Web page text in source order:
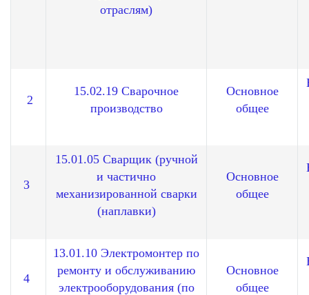
отраслям)
2
15.02.19 Сварочное
производство
Основное
общее
3
15.01.05 Сварщик (ручной
и частично
механизированной сварки
(наплавки)
Основное
общее
4
13.01.10 Электромонтер по
ремонту и обслуживанию
электрооборудования (по
Основное
общее